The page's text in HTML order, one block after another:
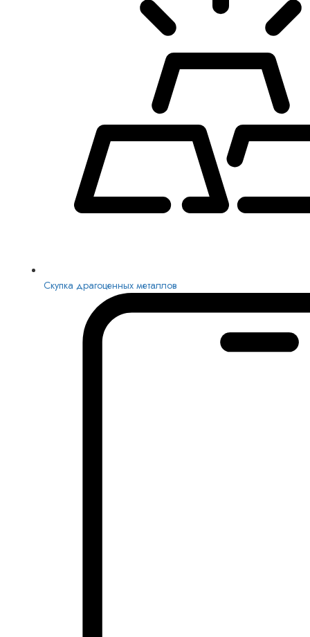
Скупка драгоценных металлов